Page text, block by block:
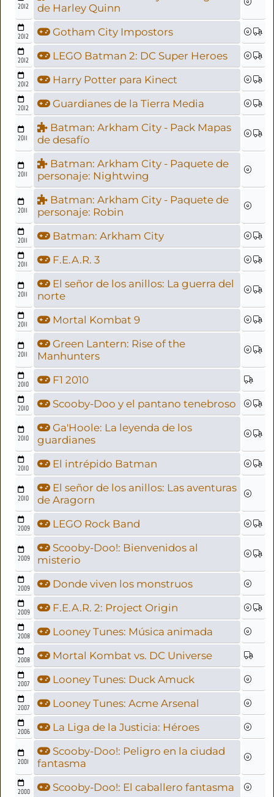
2012
de Harley Quinn
2012 Gotham City Impostors
2012 LEGO Batman 2: DC Super Heroes
2012 Harry Potter para Kinect
2012 Guardianes de la Tierra Media
2011
Batman: Arkham City - Pack Mapas
de desafío
2011
Batman: Arkham City - Paquete de
personaje: Nightwing
2011
Batman: Arkham City - Paquete de
personaje: Robin
2011 Batman: Arkham City
2011 F.E.A.R. 3
2011
El señor de los anillos: La guerra del
norte
2011 Mortal Kombat 9
2011
Green Lantern: Rise of the
Manhunters
2010 F1 2010
2010 Scooby-Doo y el pantano tenebroso
2010
Ga'Hoole: La leyenda de los
guardianes
2010 El intrépido Batman
2010
El señor de los anillos: Las aventuras
de Aragorn
2009 LEGO Rock Band
2009
Scooby-Doo!: Bienvenidos al
misterio
2009 Donde viven los monstruos
2009 F.E.A.R. 2: Project Origin
2008 Looney Tunes: Música animada
2008 Mortal Kombat vs. DC Universe
2007 Looney Tunes: Duck Amuck
2007 Looney Tunes: Acme Arsenal
2006 La Liga de la Justicia: Héroes
2001
Scooby-Doo!: Peligro en la ciudad
fantasma
2000 Scooby-Doo!: El caballero fantasma